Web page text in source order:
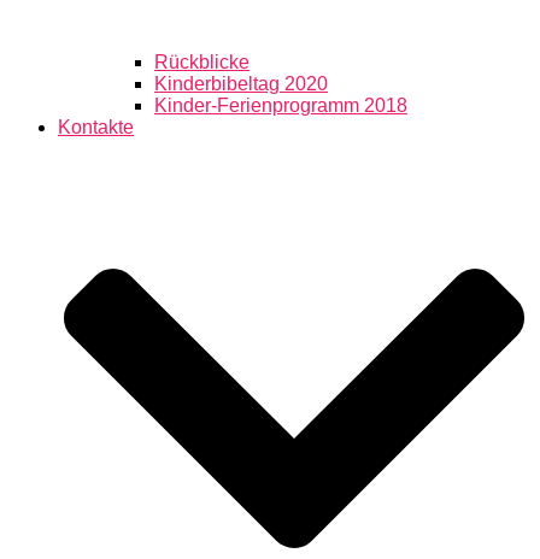
Rückblicke
Kinderbibeltag 2020
Kinder-Ferienprogramm 2018
Kontakte